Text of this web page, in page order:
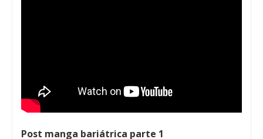
Post manga bariátrica parte 1